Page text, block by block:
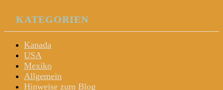
KATEGORIEN
Kanada
USA
Mexiko
Allgemein
Hinweise zum Blog